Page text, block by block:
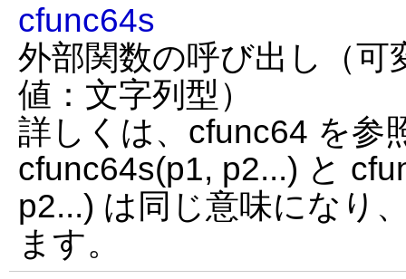
cfunc64s
外部関数の呼び出し（可
値：文字列型）
詳しくは、cfunc64 を参
cfunc64s(p1, p2...) と
p2...) は同じ意味になり
ます。